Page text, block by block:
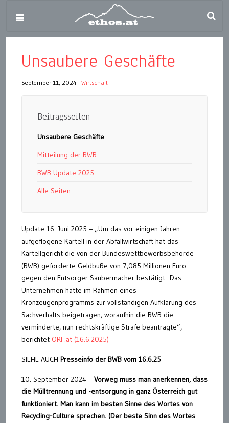
Unsaubere Geschäfte
September 11, 2024 Wirtschaft
Beitragsseiten
Unsaubere Geschäfte
Mitteilung der BWB
BWB Update 2025
Alle Seiten
Update 16. Juni 2025 – „Um das vor einigen Jahren
aufgeflogene Kartell in der Abfallwirtschaft hat das
Kartellgericht die von der Bundeswettbewerbsbehörde
(BWB) geforderte Geldbuße von 7,085 Millionen Euro
gegen den Entsorger Saubermacher bestätigt. Das
Unternehmen hatte im Rahmen eines
Kronzeugenprogramms zur vollständigen Aufklärung des
Sachverhalts beigetragen, woraufhin die BWB die
verminderte, nun rechtskräftige Strafe beantragte“,
berichtet ORF.at (16.6.2025)
SIEHE AUCH Presseinfo der BWB vom 16.6.25
10. September 2024 – Vorweg muss man anerkennen, dass
die Mülltrennung und -entsorgung in ganz Österreich gut
funktioniert. Man kann im besten Sinne des Wortes von
Recycling-Culture sprechen. (Der beste Sinn des Wortes